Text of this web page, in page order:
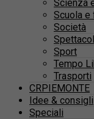
Scienza
Scuola e
Società
Sport
Tempo
Trasporti
CRPIEMONTE
Idee & consigli
Speciali